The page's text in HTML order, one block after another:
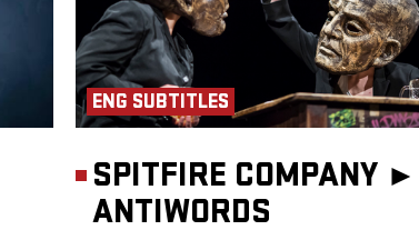
ENG SUBTITLES
SPITFIRE COMPANY ►
ANTIWORDS